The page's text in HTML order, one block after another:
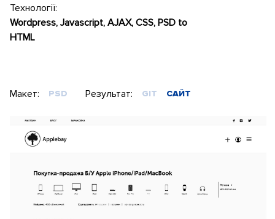
Макет: PSD Результат: GIT САЙТ
Технології:
Wordpress, Javascript, AJAX, CSS, PSD to
HTML